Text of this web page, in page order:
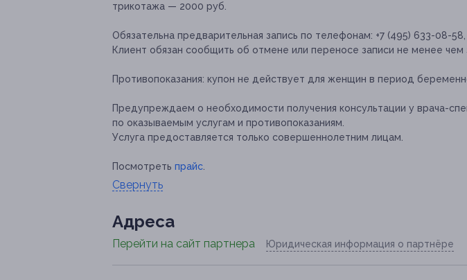
трикотажа — 2000 руб.
Обязательна предварительная запись по телефонам: +7 (495) 633-08-
Клиент обязан сообщить об отмене или переносе записи не менее чем
Противопоказания: купон не действует для женщин в период
Предупреждаем о необходимости получения консультации у врача-
по оказываемым услугам и противопоказаниям.
Услуга предоставляется только совершеннолетним лицам.
Посмотреть прайс
Свернуть
Адресa
Перейти на сайт партнера Юридическая информация о партнёре